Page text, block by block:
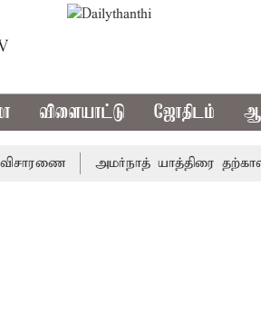
விளையாட்டு ஜோதிடம்
அமர்நாத் யாத்திரை